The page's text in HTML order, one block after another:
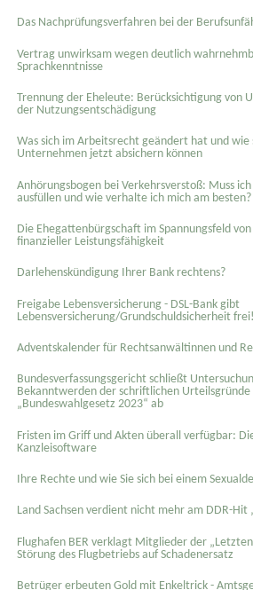
Das Nachprüfungsverfahren bei der
Vertrag unwirksam wegen deutlich
Sprachkenntnisse
Trennung der Eheleute: Berücksichtigung von
der Nutzungsentschädigung
Was sich im Arbeitsrecht geändert hat und wie
Unternehmen jetzt absichern können
Anhörungsbogen bei Verkehrsverstoß: Muss
ausfüllen und wie verhalte ich mich am besten?
Die Ehegattenbürgschaft im Spannungsfeld
finanzieller Leistungsfähigkeit
Darlehenskündigung Ihrer Bank rechtens?
Freigabe Lebensversicherung - DSL-Bank gibt
Lebensversicherung/Grundschuldsicherheit frei!
Adventskalender für Rechtsanwältinnen und
Bundesverfassungsgericht schließt
Bekanntwerden der schriftlichen Urteilsgründe
„Bundeswahlgesetz 2023“ ab
Fristen im Griff und Akten überall verfügbar:
Kanzleisoftware
Ihre Rechte und wie Sie sich bei einem
Land Sachsen verdient nicht mehr am DDR-Hit
Flughafen BER verklagt Mitglieder der
Störung des Flugbetriebs auf Schadenersatz
Betrüger erbeuten Gold mit Enkeltrick -